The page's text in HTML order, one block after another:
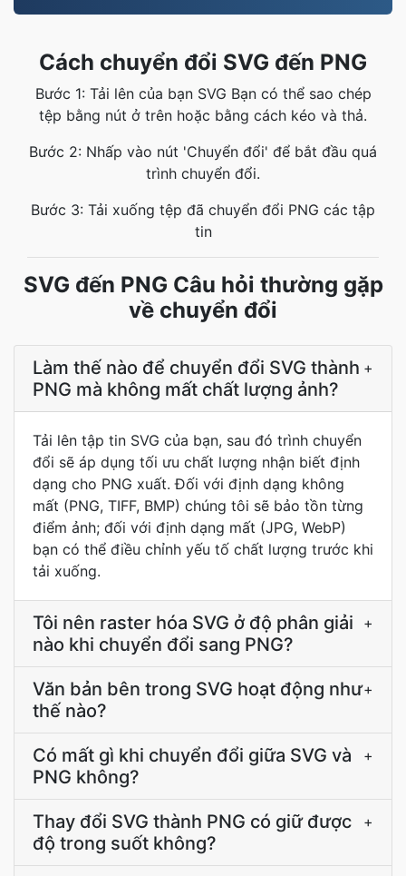
Cách chuyển đổi SVG đến PNG
Bước 1: Tải lên của bạn SVG Bạn có thể sao chép
tệp bằng nút ở trên hoặc bằng cách kéo và thả.
Bước 2: Nhấp vào nút 'Chuyển đổi' để bắt đầu quá
trình chuyển đổi.
Bước 3: Tải xuống tệp đã chuyển đổi PNG các tập
tin
SVG đến PNG Câu hỏi thường gặp
về chuyển đổi
Làm thế nào để chuyển đổi SVG thành
PNG mà không mất chất lượng ảnh?
+
Tải lên tập tin SVG của bạn, sau đó trình chuyển
đổi sẽ áp dụng tối ưu chất lượng nhận biết định
dạng cho PNG xuất. Đối với định dạng không
mất (PNG, TIFF, BMP) chúng tôi sẽ bảo tồn từng
điểm ảnh; đối với định dạng mất (JPG, WebP)
bạn có thể điều chỉnh yếu tố chất lượng trước khi
tải xuống.
Tôi nên raster hóa SVG ở độ phân giải
nào khi chuyển đổi sang PNG?
+
Văn bản bên trong SVG hoạt động như
thế nào?
+
Có mất gì khi chuyển đổi giữa SVG và
PNG không?
+
Thay đổi SVG thành PNG có giữ được
độ trong suốt không?
+